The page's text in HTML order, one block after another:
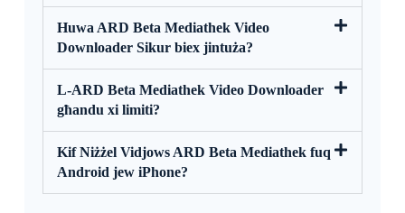
Huwa ARD Beta Mediathek Video
Downloader Sikur biex jintuża?
L-ARD Beta Mediathek Video Downloader
għandu xi limiti?
Kif Niżżel Vidjows ARD Beta Mediathek fuq
Android jew iPhone?